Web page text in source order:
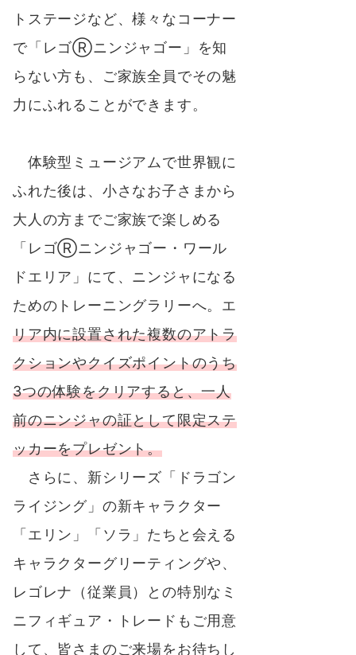
トステージなど、様々なコーナー
で「レゴⓇニンジャゴー」を知
らない方も、ご家族全員でその魅
力にふれることができます。
体験型ミュージアムで世界観に
ふれた後は、小さなお子さまから
大人の方までご家族で楽しめる
「レゴⓇニンジャゴー・ワール
ドエリア」にて、ニンジャになる
ためのトレーニングラリーへ。エ
リア内に設置された複数のアトラ
クションやクイズポイントのうち
3つの体験をクリアすると、一人
前のニンジャの証として限定ステ
ッカーをプレゼント。
さらに、新シリーズ「ドラゴン
ライジング」の新キャラクター
「エリン」「ソラ」たちと会える
キャラクターグリーティングや、
レゴレナ（従業員）との特別なミ
ニフィギュア・トレードもご用意
して、皆さまのご来場をお待ちし